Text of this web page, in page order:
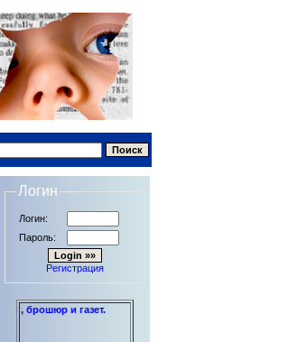
Логин
Логин:
Пароль:
Регистрация
и газет.